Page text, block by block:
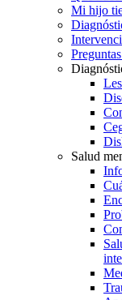
Mi hijo
Salud